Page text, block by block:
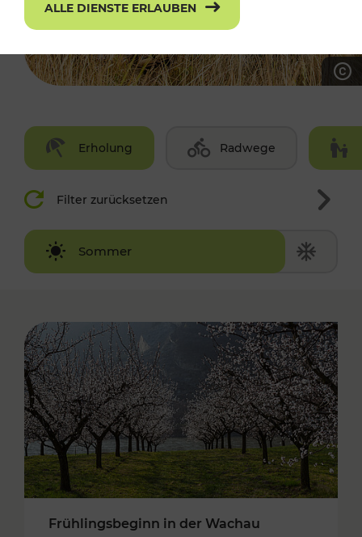
Erholung Radwege
Filter zurücksetzen
Sommer
Winter
Frühlingsbeginn in der Wachau
ALLE DIENSTE ERLAUBEN